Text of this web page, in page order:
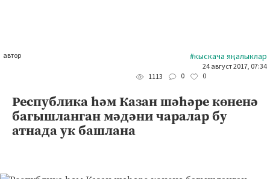
автор #кыскача яңалыклар
24 август 2017, 07:34
1113
0 0
Республика һәм Казан шәһәре көненә
багышланган мәдәни чаралар бу
атнада ук башлана